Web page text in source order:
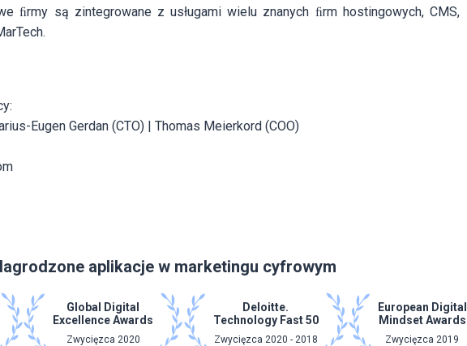
ﬁrmy są zintegrowane z usługami wielu znanych ﬁrm hostingowych, CMS,
Eugen Gerdan (CTO) | Thomas Meierkord (COO)
aplikacje w marketingu cyfrowym
Global Digital
Excellence Awards
Zwycięzca 2020
Deloitte.
Technology Fast 50
Zwycięzca 2020 - 2018
European Digital
Mindset Awards
Zwycięzca 2019